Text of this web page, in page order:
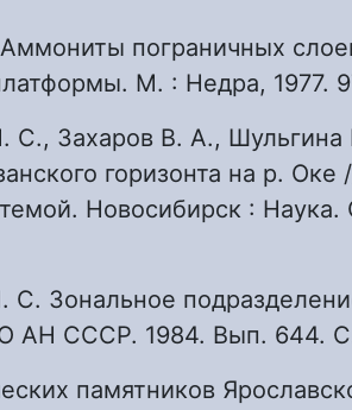
пограничных
М. : Недра, 1977.
Захаров В. А.,
горизонта на р.
Новосибирск : Наука.
Зональное
АН СССР. 1984. Вып. 644.
памятников